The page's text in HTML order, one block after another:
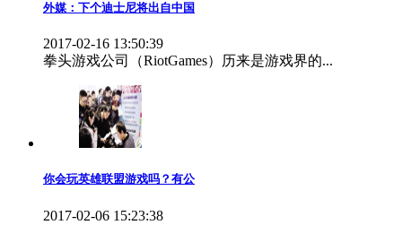
外媒：下个迪士尼将出自中国
2017-02-16 13:50:39
拳头游戏公司（RiotGames）历来是游戏界的...
你会玩英雄联盟游戏吗？有公
2017-02-06 15:23:38